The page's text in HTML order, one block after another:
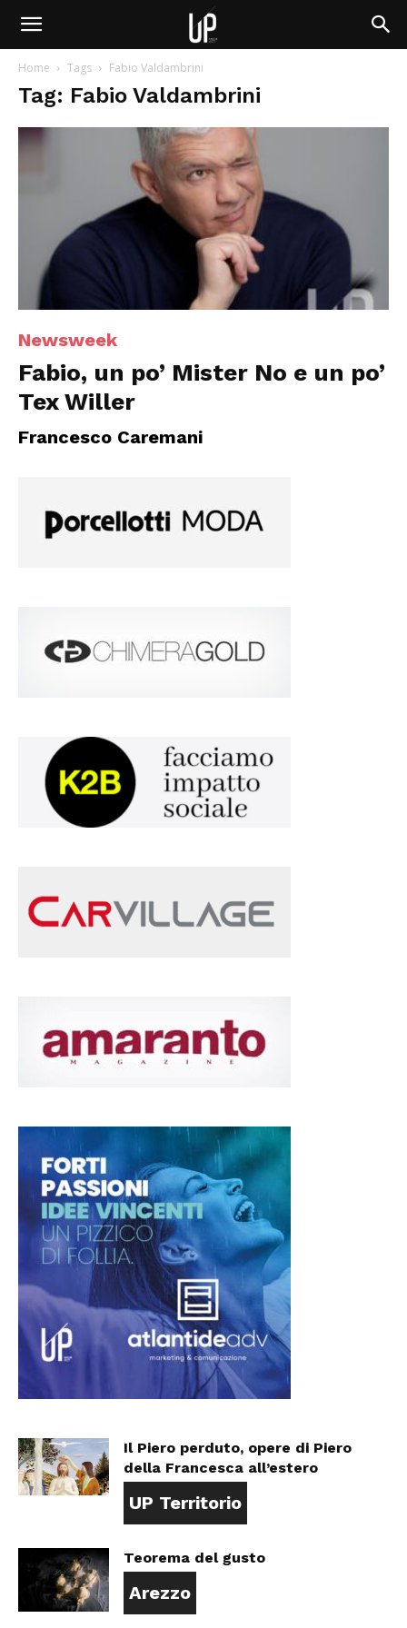
Home Tags Fabio Valdambrini
Tag: Fabio Valdambrini
Newsweek
Fabio, un po’ Mister No e un po’
Tex Willer
Francesco Caremani
Il Piero perduto, opere di Piero
della Francesca all’estero
UP Territorio
Teorema del gusto
Arezzo